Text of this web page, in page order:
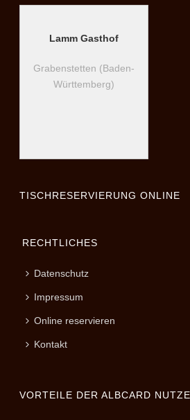
Lamm Gasthof
Grabenstetten (Baden-
Württemberg)
TISCHRESERVIERUNG ONLINE
RECHTLICHES
Datenschutz
Impressum
Online reservieren
Kontakt
VORTEILE DER ALBCARD